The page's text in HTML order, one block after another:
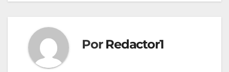
Por Redactor1